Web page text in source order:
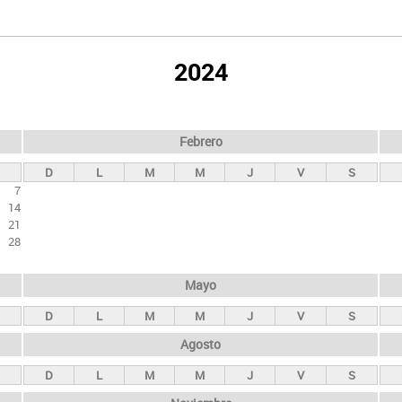
2024
7
14
21
28
Febrero
D L M M J V S
Mayo
D L M M J V S
Agosto
D L M M J V S